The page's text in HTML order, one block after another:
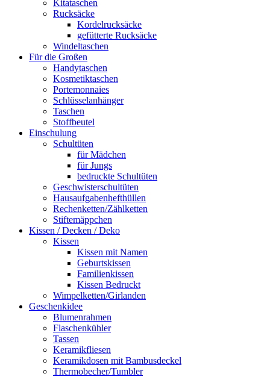
Kitataschen
Rucksäcke
Kordelrucksäcke
gefütterte Rucksäcke
Windeltaschen
Für die Großen
Handytaschen
Kosmetiktaschen
Portemonnaies
Schlüsselanhänger
Taschen
Stoffbeutel
Einschulung
Schultüten
für Mädchen
für Jungs
bedruckte Schultüten
Geschwisterschultüten
Hausaufgabenhefthüllen
Rechenketten/Zählketten
Stiftemäppchen
Kissen / Decken / Deko
Kissen
Kissen mit Namen
Geburtskissen
Familienkissen
Kissen Bedruckt
Wimpelketten/Girlanden
Geschenkidee
Blumenrahmen
Flaschenkühler
Tassen
Keramikfliesen
Keramikdosen mit Bambusdeckel
Thermobecher/Tumbler